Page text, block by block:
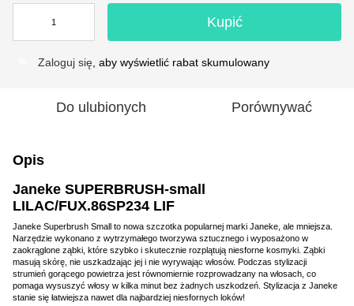
Kupić
Zaloguj się , aby wyświetlić rabat skumulowany
Do ulubionych Porównywać
Opis
Janeke SUPERBRUSH-small
LILAC/FUX.86SP234 LIF
Janeke Superbrush Small to nowa szczotka popularnej marki Janeke, ale mniejsza.
Narzędzie wykonano z wytrzymałego tworzywa sztucznego i wyposażono w
zaokrąglone ząbki, które szybko i skutecznie rozplątują niesforne kosmyki. Ząbki
masują skórę, nie uszkadzając jej i nie wyrywając włosów. Podczas stylizacji
strumień gorącego powietrza jest równomiernie rozprowadzany na włosach, co
pomaga wysuszyć włosy w kilka minut bez żadnych uszkodzeń. Stylizacja z Janeke
stanie się łatwiejsza nawet dla najbardziej niesfornych loków!